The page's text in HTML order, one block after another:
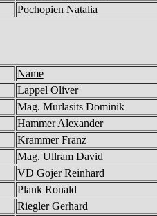
Pochopien Natalia
Name
Lappel Oliver
Mag. Murlasits Dominik
Hammer Alexander
Krammer Franz
Mag. Ullram David
VD Gojer Reinhard
Plank Ronald
Riegler Gerhard